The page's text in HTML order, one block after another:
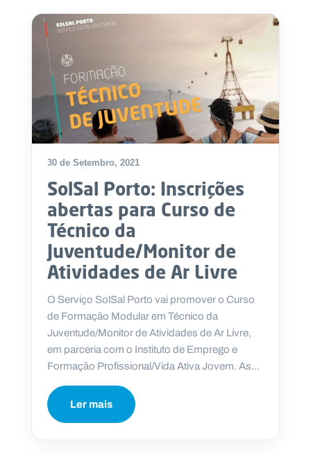
30 de Setembro, 2021
SolSal Porto: Inscrições
abertas para Curso de
Técnico da
Juventude/Monitor de
Atividades de Ar Livre
O Serviço SolSal Porto vai promover o Curso
de Formação Modular em Técnico da
Juventude/Monitor de Atividades de Ar Livre,
em parceria com o Instituto de Emprego e
Formação Profissional/Vida Ativa Jovem. As...
Ler mais
A
g
d
C
o
t
a
c
o
s
N
e
s
e
tt
e
r